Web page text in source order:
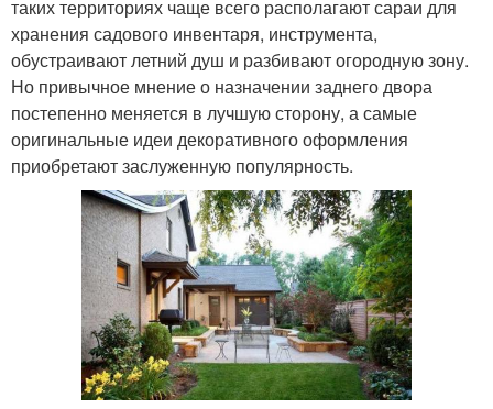
таких территориях чаще всего располагают сараи для
хранения садового инвентаря, инструмента,
обустраивают летний душ и разбивают огородную зону.
Но привычное мнение о назначении заднего двора
постепенно меняется в лучшую сторону, а самые
оригинальные идеи декоративного оформления
приобретают заслуженную популярность.